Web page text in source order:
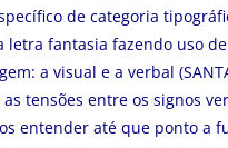
de categoria
letra fantasia fazendo uso
a visual e a verbal
tensões entre os signos
entender até que ponto a